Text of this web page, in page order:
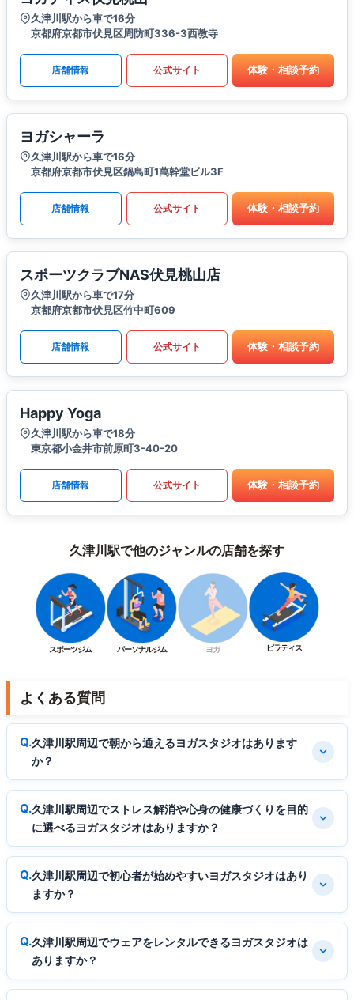
久津川駅から車で16分
京都府京都市伏見区周防町336-3西教寺
店舗情報 公式サイト 体験・相談予約
ヨガシャーラ
久津川駅から車で16分
京都府京都市伏見区鍋島町1萬幹堂ビル3F
店舗情報 公式サイト 体験・相談予約
スポーツクラブNAS伏見桃山店
久津川駅から車で17分
京都府京都市伏見区竹中町609
店舗情報 公式サイト 体験・相談予約
Happy Yoga
久津川駅から車で18分
東京都小金井市前原町3-40-20
店舗情報 公式サイト 体験・相談予約
久津川駅で他のジャンルの店舗を探す
スポーツジム パーソナルジム ヨガ ピラティス
よくある質問
久津川駅周辺で朝から通えるヨガスタジオはあります
か？
久津川駅周辺でストレス解消や心身の健康づくりを目的
に選べるヨガスタジオはありますか？
久津川駅周辺で初心者が始めやすいヨガスタジオはあり
ますか？
久津川駅周辺でウェアをレンタルできるヨガスタジオは
ありますか？